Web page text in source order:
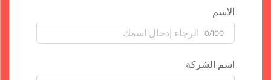
الاسم
0/100
اسم الشركة